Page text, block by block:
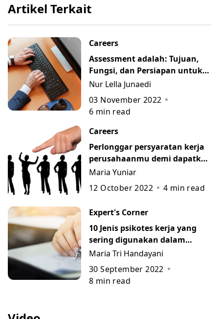
Artikel Terkait
Careers
Assessment adalah: Tujuan,
Fungsi, dan Persiapan untuk
Menghadapinya
Nur Lella Junaedi
03 November 2022
6 min read
Careers
Perlonggar persyaratan kerja
perusahaanmu demi dapatkan
kandidat yang sesuai
Maria Yuniar
12 October 2022
4 min read
Expert's Corner
10 Jenis psikotes kerja yang
sering digunakan dalam
proses rekrutmen
Maria Tri Handayani
30 September 2022
8 min read